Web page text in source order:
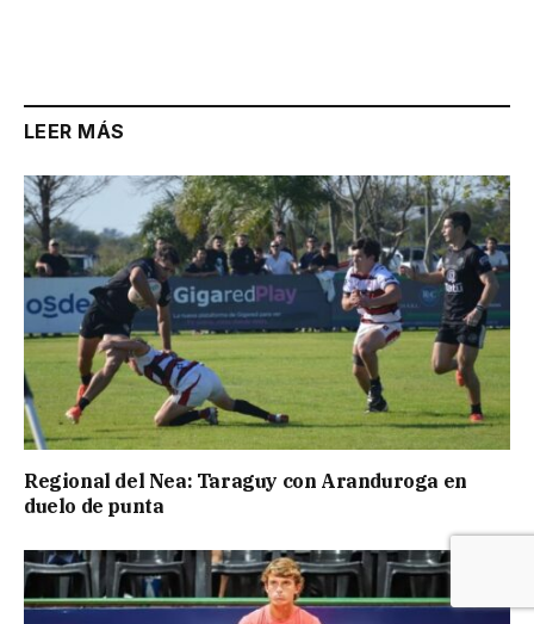
LEER MÁS
Regional del Nea: Taraguy con Aranduroga en
duelo de punta